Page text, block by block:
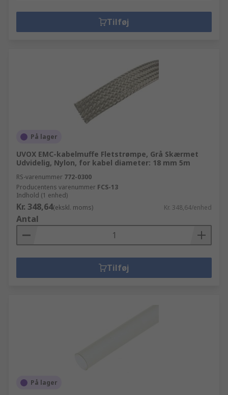
Tilføj
På lager
UVOX EMC-kabelmuffe Fletstrømpe, Grå Skærmet
Udvidelig, Nylon, for kabel diameter: 18 mm 5m
RS-varenummer 772-0300
Producentens varenummer FCS-13
Indhold (1 enhed)
Kr. 348,64(ekskl. moms) Kr. 348,64/enhed
Antal
Tilføj
På lager